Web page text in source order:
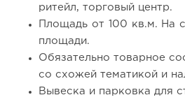
Coffee Way приступил к
модели производства...
ритейл, торговый центр.
Площадь от 100 кв.м. На
площади.
Обязательно товарное
со схожей тематикой и
Вывеска и парковка для